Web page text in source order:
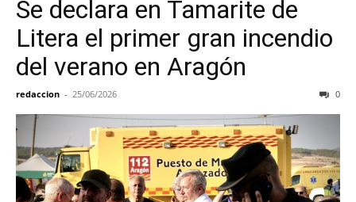
Se declara en Tamarite de
Litera el primer gran incendio
del verano en Aragón
redaccion - 25/06/2026 0